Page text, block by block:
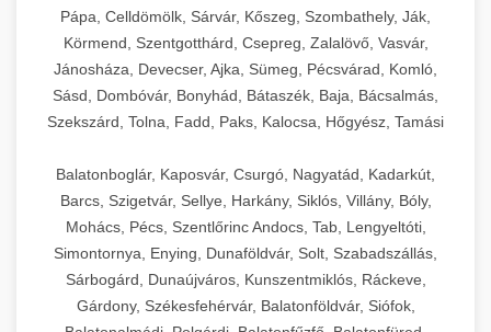
Pápa, Celldömölk, Sárvár, Kőszeg, Szombathely, Ják,
Körmend, Szentgotthárd, Csepreg, Zalalövő, Vasvár,
Jánosháza, Devecser, Ajka, Sümeg, Pécsvárad, Komló,
Sásd, Dombóvár, Bonyhád, Bátaszék, Baja, Bácsalmás,
Szekszárd, Tolna, Fadd, Paks, Kalocsa, Hőgyész, Tamási
Balatonboglár, Kaposvár, Csurgó, Nagyatád, Kadarkút,
Barcs, Szigetvár, Sellye, Harkány, Siklós, Villány, Bóly,
Mohács, Pécs, Szentlőrinc Andocs, Tab, Lengyeltóti,
Simontornya, Enying, Dunaföldvár, Solt, Szabadszállás,
Sárbogárd, Dunaújváros, Kunszentmiklós, Ráckeve,
Gárdony, Székesfehérvár, Balatonföldvár, Siófok,